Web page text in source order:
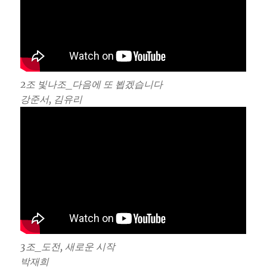
2조 빛나조_다음에 또 뵙겠습니다
강준서, 김유리
3조_도전, 새로운 시작
박재희